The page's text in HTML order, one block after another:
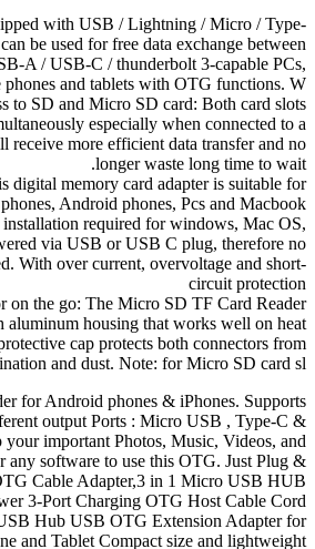
with USB / Lightning / Micro / Type-
be used for free data exchange between
A / USB-C / thunderbolt 3-capable PCs,
phones and tablets with OTG functions. W
to SD and Micro SD card: Both card slots
especially when connected to a
receive more efficient data transfer and no
longer waste long time to wait.
digital memory card adapter is suitable for
Android phones, Pcs and Macbook.
required for windows, Mac OS,
via USB or USB C plug, therefore no
With over current, overvoltage and short-
circuit protection
on the go: The Micro SD TF Card Reader
aluminum housing that works well on heat
cap protects both connectors from
and dust. Note: for Micro SD card sl
for Android phones & iPhones. Supports
output Ports : Micro USB , Type-C &
important Photos, Music, Videos, and
any software to use this OTG. Just Plug &
Cable Adapter,3 in 1 Micro USB HUB
3-Port Charging OTG Host Cable Cord
Hub USB OTG Extension Adapter for
and Tablet Compact size and lightweight.